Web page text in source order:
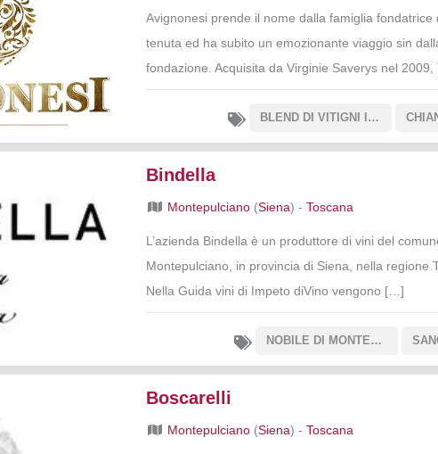
Avignonesi prende il nome dalla famiglia fondatrice
tenuta ed ha subito un emozionante viaggio sin
fondazione. Acquisita da Virginie Saverys nel
BLEND DI VITIGNI INTERNAZIONALI E SANGIOVESE
Bindella
Montepulciano (Siena) -Toscana
L’azienda Bindella è un produttore di vini del
Montepulciano, in provincia di Siena, nella regione
Nella Guida vini di Impeto diVino vengono […]
NOBILE DI MONTEPULCIANO
Boscarelli
Montepulciano (Siena) -Toscana